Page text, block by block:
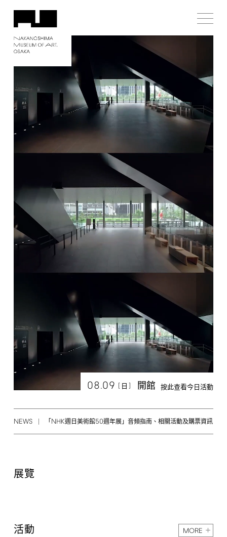
08.09 [ 日 ] 開館 按此查看今日活動
NEWS 「 NHK週日美術館50週年展」音頻指南、相關活動及購票資訊
展覽
活動 MORE